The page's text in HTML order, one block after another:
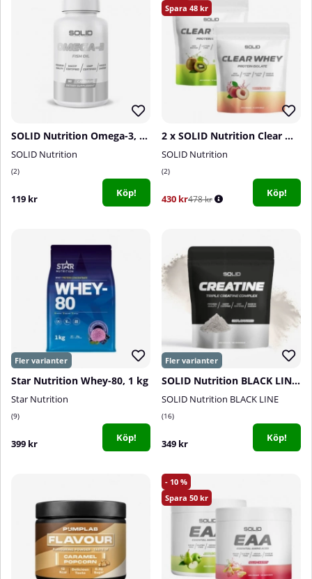
SOLID Nutrition Omega-3, 90 caps
SOLID Nutrition
2
119 kr Köp!
48
2 x SOLID Nutrition Clear Whey, 300 g
SOLID Nutrition
2
430 kr478 kr
Köp!
Star Nutrition Whey-80, 1 kg
Star Nutrition
9
399 kr Köp!
SOLID Nutrition BLACK LINE Creatine, 400 g
SOLID Nutrition BLACK LINE
16
349 kr Köp!
10
50